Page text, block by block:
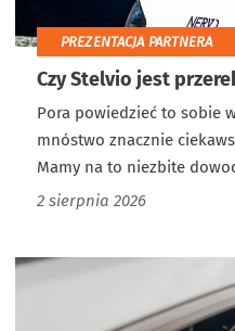
PREZENTACJA PARTNERA
Czy Stelvio jest
Pora powiedzieć to sobie
mnóstwo znacznie
Mamy na to niezbite
2 sierpnia 2026